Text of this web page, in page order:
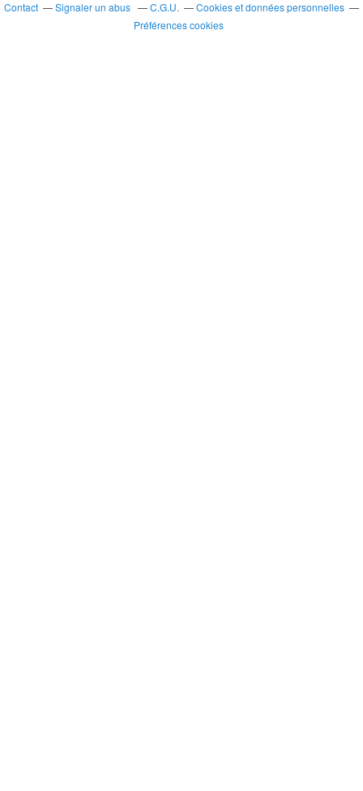
Contact Signaler un abus C.G.U.
Cookies et données personnelles
Préférences cookies